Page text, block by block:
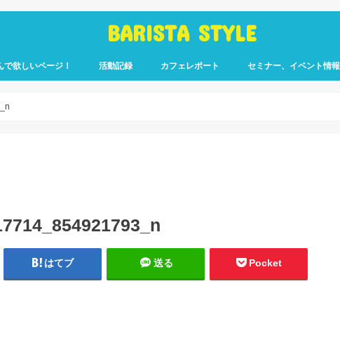
BARISTA STYLE
で欲しいページ！
指したのか」
きます！
活動記録 カフェレポート セミナー、イベント情報
はてブ 送る Pocket